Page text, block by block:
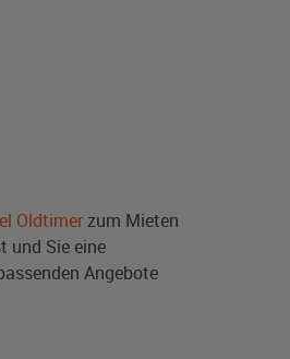
Oldtimer zum Mieten
und Sie eine
Angebote